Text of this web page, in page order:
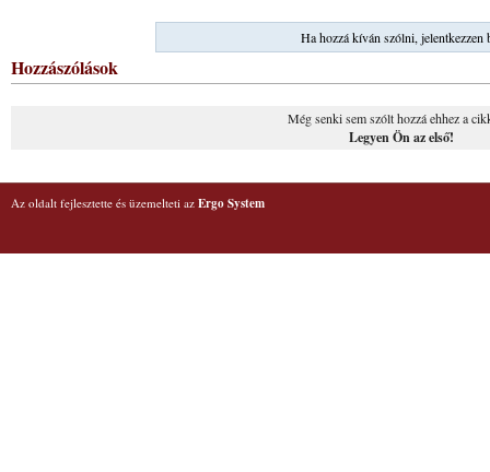
Ha hozzá kíván szólni, jelentkezzen
Hozzászólások
Még senki sem szólt hozzá ehhez a
Legyen Ön az első!
Az oldalt fejlesztette és üzemelteti az Ergo System